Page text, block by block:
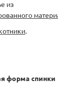
из
.
форма спинки